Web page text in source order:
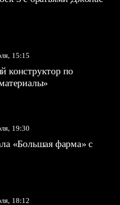
15:15
конструктор по
19:30
«Большая фарма» с
18:12